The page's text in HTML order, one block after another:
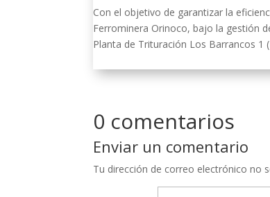
Con el objetivo de garantizar la
Ferrominera Orinoco, bajo la gestión
Planta de Trituración Los Barrancos 1
0 comentarios
Enviar un comentario
Tu dirección de correo electrónico no